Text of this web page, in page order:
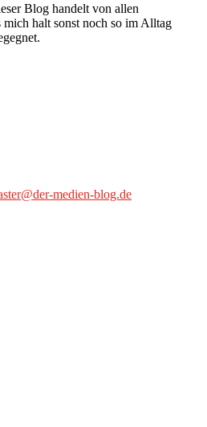
Blog handelt von allen
halt sonst noch so im Alltag
medien-blog.de